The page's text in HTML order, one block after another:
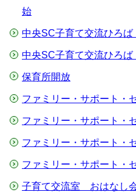
始
中央SC子育て交流ひろ
中央SC子育て交流ひろ
保育所開放
ファミリー・サポート・
ファミリー・サポート・
ファミリー・サポート・
ファミリー・サポート・
子育て交流室 おはなし